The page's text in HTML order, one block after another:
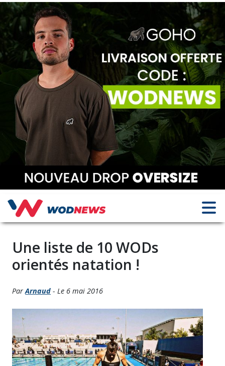
Une liste de 10 WODs
orientés natation !
ParArnaud - Le 6 mai 2016